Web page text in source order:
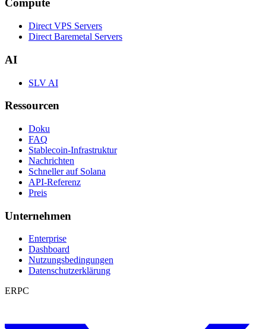
Compute
Direct VPS Servers
Direct Baremetal Servers
AI
SLV AI
Ressourcen
Doku
FAQ
Stablecoin-Infrastruktur
Nachrichten
Schneller auf Solana
API-Referenz
Preis
Unternehmen
Enterprise
Dashboard
Nutzungsbedingungen
Datenschutzerklärung
ERPC